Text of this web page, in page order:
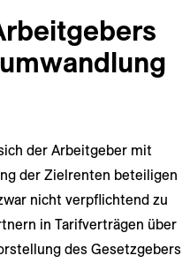
der Arbeitgeber mit
der Zielrenten beteiligen
nicht verpflichtend zu
in Tarifverträgen über
des Gesetzgebers